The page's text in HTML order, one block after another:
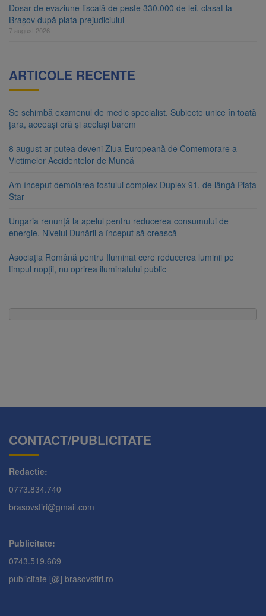
Dosar de evaziune fiscală de peste 330.000 de lei, clasat la
Brașov după plata prejudiciului
7 august 2026
ARTICOLE RECENTE
Se schimbă examenul de medic specialist. Subiecte unice în toată
țara, aceeași oră și același barem
8 august ar putea deveni Ziua Europeană de Comemorare a
Victimelor Accidentelor de Muncă
Am început demolarea fostului complex Duplex 91, de lângă Piața
Star
Ungaria renunță la apelul pentru reducerea consumului de
energie. Nivelul Dunării a început să crească
Asociația Română pentru Iluminat cere reducerea luminii pe
timpul nopții, nu oprirea iluminatului public
CONTACT/PUBLICITATE
Redactie:
0773.834.740
brasovstiri@gmail.com
Publicitate:
0743.519.669
publicitate [@] brasovstiri.ro